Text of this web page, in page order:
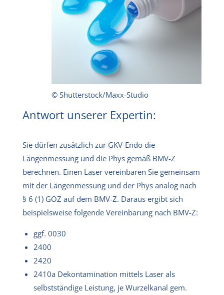
© Shutterstock/Maxx-Studio
Antwort unserer Expertin:
Sie dürfen zusätzlich zur GKV-Endo die
Längenmessung und die Phys gemäß BMV-Z
berechnen. Einen Laser vereinbaren Sie gemeinsam
mit der Längenmessung und der Phys analog nach
§ 6 (1) GOZ auf dem BMV-Z. Daraus ergibt sich
beispielsweise folgende Vereinbarung nach BMV-Z:
ggf. 0030
2400
2420
2410a Dekontamination mittels Laser als
selbstständige Leistung, je Wurzelkanal gem.